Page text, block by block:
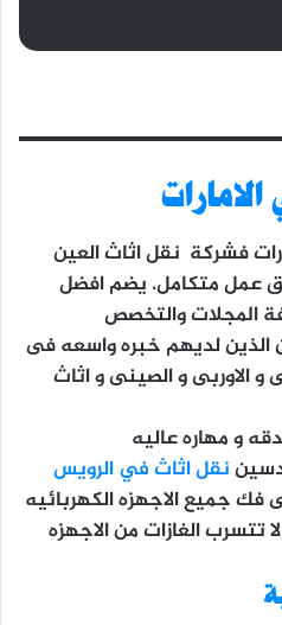
فشركة نقل اثاث العين
عمل متكامل. يضم افضل
المجلات والتخصص
الذين لديهم خبره واسعه فى
و الاوربى و الصينى و اثاث
نقل اثاث في الرويس